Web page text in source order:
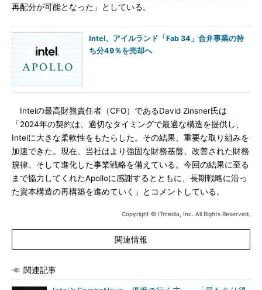
再配分が可能となった」としている。
Intel、アイルランド「Fab 34」合弁事業の持
ち分49％を売却へ
Intelの最高財務責任者（CFO）であるDavid Zinsner氏は
「2024年の契約は、適切なタイミングで最適な構造を提供し、
Intelに大きな柔軟性をもたらした。その結果、重要な取り組みを
加速できた。現在、当社はより強固な財務基盤、改善された財務
規律、そして進化した事業戦略を備えている。今回の結果に至る
まで協力してくれたApolloに感謝するとともに、長期戦略に沿っ
た資本構造の再構築を進めていく」とコメントしている。
Copyright © ITmedia, Inc. All Rights Reserved.
関連情報
関連記事